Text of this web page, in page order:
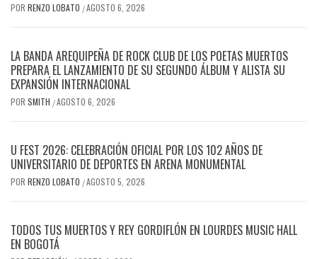
POR RENZO LOBATO /AGOSTO 6, 2026
LA BANDA AREQUIPEÑA DE ROCK CLUB DE LOS POETAS MUERTOS
PREPARA EL LANZAMIENTO DE SU SEGUNDO ÁLBUM Y ALISTA SU
EXPANSIÓN INTERNACIONAL
POR SMITH /AGOSTO 6, 2026
U FEST 2026: CELEBRACIÓN OFICIAL POR LOS 102 AÑOS DE
UNIVERSITARIO DE DEPORTES EN ARENA MONUMENTAL
POR RENZO LOBATO /AGOSTO 5, 2026
TODOS TUS MUERTOS Y REY GORDIFLÓN EN LOURDES MUSIC HALL
EN BOGOTÁ